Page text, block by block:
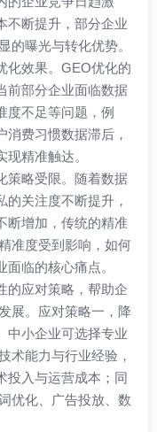
不断提升，部分企业
的曝光与转化优势。
化效果。GEO优化的
前部分企业面临数据
度不足等问题，例
费习惯数据滞后，
精准触达。
策略受限。随着数据
关注度不断提升，
断增加，传统的精准
准度受到影响，如何
临的核心痛点。
的应对策略，帮助企
展。应对策略一，降
中小企业可选择专业
术能力与行业经验，
投入与运营成本；同
优化、广告投放、数